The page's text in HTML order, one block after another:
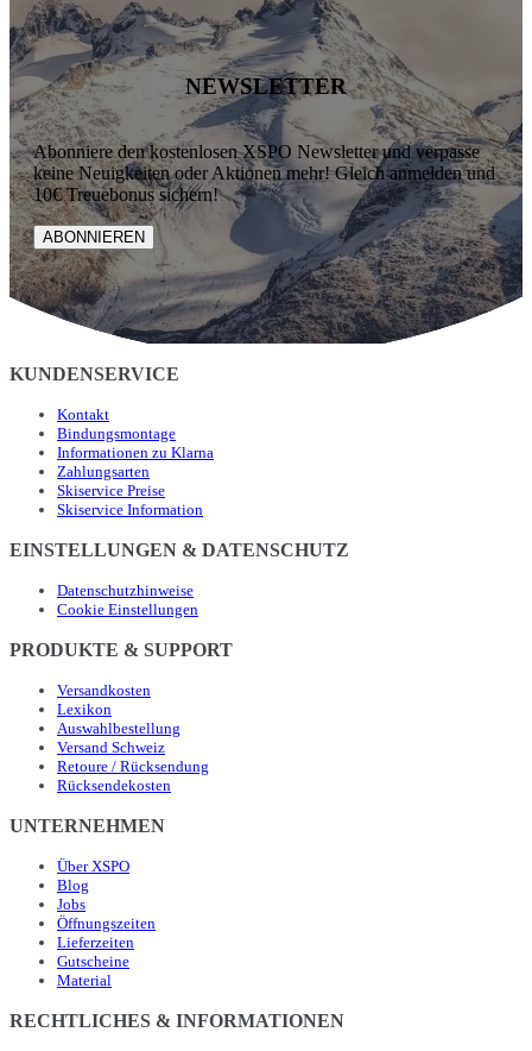
NEWSLETTER
Abonniere den kostenlosen XSPO Newsletter und verpasse
keine Neuigkeiten oder Aktionen mehr! Gleich anmelden und
10€ Treuebonus sichern!
ABONNIEREN
KUNDENSERVICE
Kontakt
Bindungsmontage
Informationen zu Klarna
Zahlungsarten
Skiservice Preise
Skiservice Information
EINSTELLUNGEN & DATENSCHUTZ
Datenschutzhinweise
Cookie Einstellungen
PRODUKTE & SUPPORT
Versandkosten
Lexikon
Auswahlbestellung
Versand Schweiz
Retoure / Rücksendung
Rücksendekosten
UNTERNEHMEN
Über XSPO
Blog
Jobs
Öffnungszeiten
Lieferzeiten
Gutscheine
Material
RECHTLICHES & INFORMATIONEN